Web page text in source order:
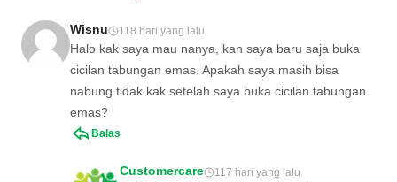
Wisnu 118 hari yang lalu
Halo kak saya mau nanya, kan saya baru saja buka
cicilan tabungan emas. Apakah saya masih bisa
nabung tidak kak setelah saya buka cicilan tabungan
emas?
Balas
Customercare 117 hari yang lalu